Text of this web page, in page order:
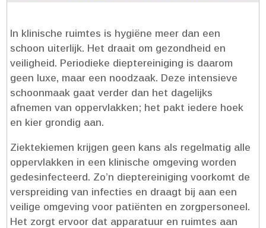
In klinische ruimtes is hygiëne meer dan een
schoon uiterlijk.​ Het draait om gezondheid en
veiligheid.​ Periodieke dieptereiniging is daarom
geen luxe, maar een noodzaak.​ Deze intensieve
schoonmaak gaat verder dan het dagelijks
afnemen van oppervlakken; het pakt iedere hoek
en kier grondig aan.​
Ziektekiemen krijgen geen kans als regelmatig alle
oppervlakken in een klinische omgeving worden
gedesinfecteerd.​ Zo’n dieptereiniging voorkomt de
verspreiding van infecties en draagt bij aan een
veilige omgeving voor patiënten en zorgpersoneel.​
Het zorgt ervoor dat apparatuur en ruimtes aan